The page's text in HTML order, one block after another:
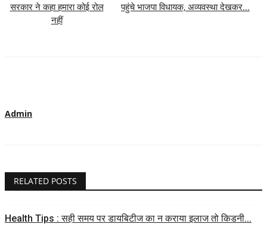
सरकार ने कहा हमारा कोई रोल
नहीं
पहुंचे भाजपा विधायक, अव्यवस्था देखकर...
Admin
RELATED POSTS
Health Tips : सही समय पर डायबिटीज का न कराया इलाज तो किडनी...